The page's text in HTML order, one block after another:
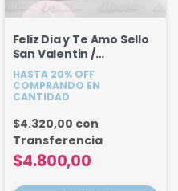
Feliz Dia y Te Amo Sello
San Valentin /
Enamorados 6 cm
HASTA 20% OFF
COMPRANDO EN
CANTIDAD
$4.800,00
$4.320,00 con
Transferencia